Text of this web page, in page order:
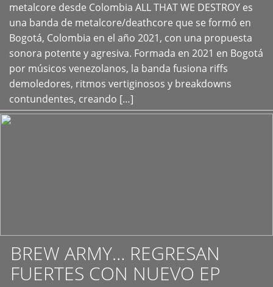
metalcore desde Colombia ALL THAT WE DESTROY es
una banda de metalcore/deathcore que se formó en
Bogotá, Colombia en el año 2021, con una propuesta
sonora potente y agresiva. Formada en 2021 en Bogotá
por músicos venezolanos, la banda fusiona riffs
demoledores, ritmos vertiginosos y breakdowns
contundentes, creando […]
+
BREW ARMY… REGRESAN
FUERTES CON NUEVO EP